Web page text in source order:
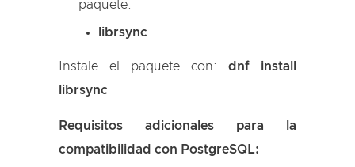
paquete:
librsync
Instale el paquete con: dnf install
librsync
Requisitos adicionales para la
compatibilidad con PostgreSQL: